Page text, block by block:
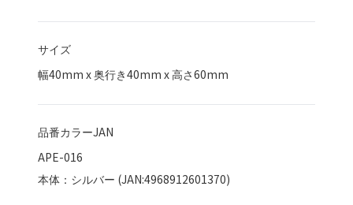
サイズ
幅40mm x 奥行き40mm x 高さ60mm
品番カラーJAN
APE-016
本体：シルバー (JAN:4968912601370)